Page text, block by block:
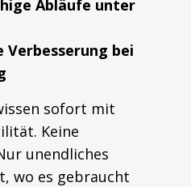
Abläufe unter
Verbesserung bei
sofort mit
Keine
unendliches
wo es gebraucht